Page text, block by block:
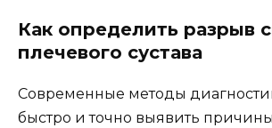
Как определить разрыв
плечевого сустава
Современные методы
быстро и точно выявить причины